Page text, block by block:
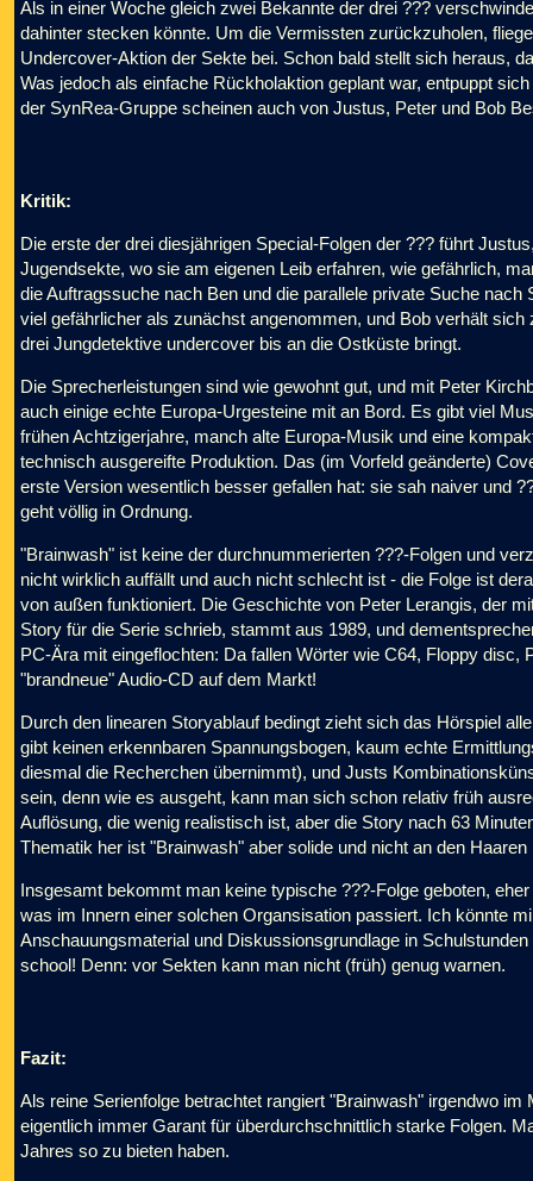
Als in einer Woche gleich zwei Bekannte der drei ???
dahinter stecken könnte. Um die Vermissten zurückzuholen,
Undercover-Aktion der Sekte bei. Schon bald stellt sich heraus,
Was jedoch als einfache Rückholaktion geplant war, entpuppt
der SynRea-Gruppe scheinen auch von Justus, Peter und Bob
Kritik:
Die erste der drei diesjährigen Special-Folgen der ??? führt
Jugendsekte, wo sie am eigenen Leib erfahren, wie gefährlich,
die Auftragssuche nach Ben und die parallele private Suche
viel gefährlicher als zunächst angenommen, und Bob verhält
drei Jungdetektive undercover bis an die Ostküste bringt.
Die Sprecherleistungen sind wie gewohnt gut, und mit Peter
auch einige echte Europa-Urgesteine mit an Bord. Es gibt viel
frühen Achtzigerjahre, manch alte Europa-Musik und eine
technisch ausgereifte Produktion. Das (im Vorfeld geänderte)
erste Version wesentlich besser gefallen hat: sie sah naiver und
geht völlig in Ordnung.
"Brainwash" ist keine der durchnummerierten ???-Folgen und
nicht wirklich auffällt und auch nicht schlecht ist - die Folge ist
von außen funktioniert. Die Geschichte von Peter Lerangis, der
Story für die Serie schrieb, stammt aus 1989, und
PC-Ära mit eingeflochten: Da fallen Wörter wie C64, Floppy
"brandneue" Audio-CD auf dem Markt!
Durch den linearen Storyablauf bedingt zieht sich das Hörspiel
gibt keinen erkennbaren Spannungsbogen, kaum echte
diesmal die Recherchen übernimmt), und Justs
sein, denn wie es ausgeht, kann man sich schon relativ früh
Auflösung, die wenig realistisch ist, aber die Story nach 63
Thematik her ist "Brainwash" aber solide und nicht an den
Insgesamt bekommt man keine typische ???-Folge geboten,
was im Innern einer solchen Organsisation passiert. Ich könnte
Anschauungsmaterial und Diskussionsgrundlage in
school! Denn: vor Sekten kann man nicht (früh) genug warnen.
Fazit:
Als reine Serienfolge betrachtet rangiert "Brainwash" irgendwo
eigentlich immer Garant für überdurchschnittlich starke Folgen.
Jahres so zu bieten haben.